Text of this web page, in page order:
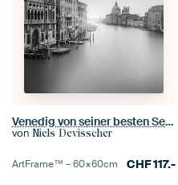
Venedig von seiner besten Seite
von Niels Devisscher
ArtFrame™ –60×60cm CHF117.-